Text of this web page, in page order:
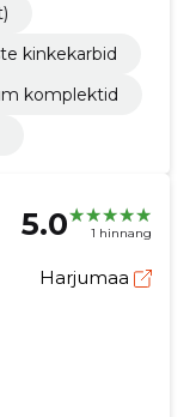
kinkekarbid
komplektid
5.0 1 hinnang
Harjumaa